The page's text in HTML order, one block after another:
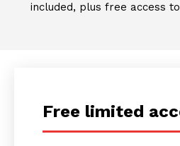
included, plus free access
Free limited